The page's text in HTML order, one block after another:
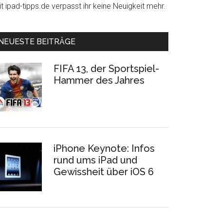
ipad-tipps.de verpasst ihr keine Neuigkeit mehr.
BEITRÄGE
FIFA 13, der Sportspiel-
Hammer des Jahres
iPhone Keynote: Infos
rund ums iPad und
Gewissheit über iOS 6